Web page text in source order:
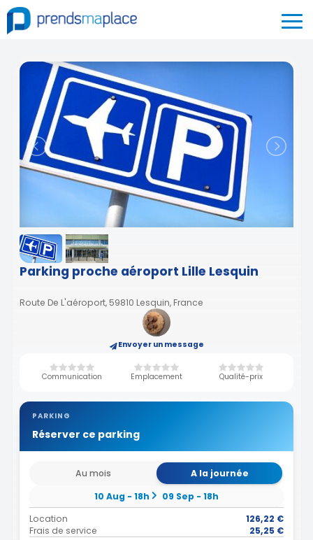
Parking proche aéroport Lille Lesquin
Route De L'aéroport, 59810 Lesquin, France
Envoyer un message
Communication Emplacement Qualité-prix
PARKING
Réserver ce parking
Au mois
A la journée
10 Aug - 18h
09 Sep - 18h
Location
126,22 €
Frais de service
25,25 €